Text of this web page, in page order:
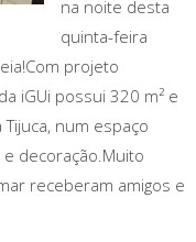
na noite desta
quinta-feira
projeto
iGUi possui 320 m² e
num espaço
decoração.Muito
receberam amigos e